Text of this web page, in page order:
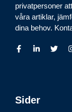
privatpersoner
våra artiklar,
dina behov.
Sider